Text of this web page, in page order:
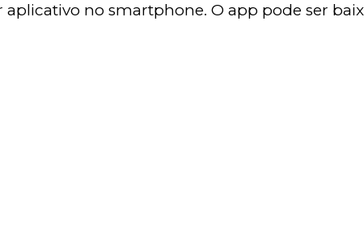
aplicativo no smartphone. O app pode ser